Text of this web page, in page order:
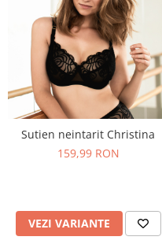
Sutien neintarit Christina
159,99 RON
VEZI VARIANTE